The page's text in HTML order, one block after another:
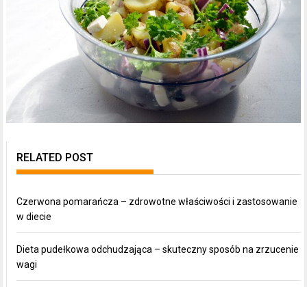
RELATED POST
Czerwona pomarańcza – zdrowotne właściwości i zastosowanie
w diecie
Dieta pudełkowa odchudzająca – skuteczny sposób na zrzucenie
wagi